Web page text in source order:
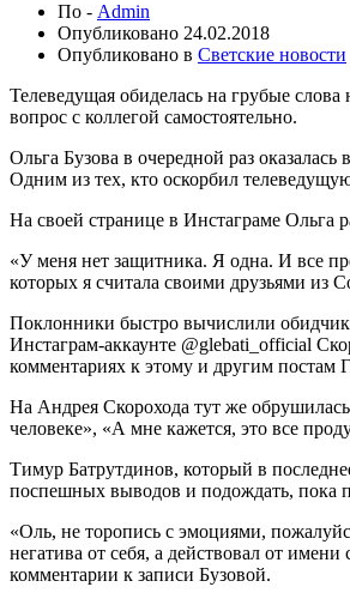
По - Admin
Опубликовано 24.02.2018
Опубликовано в Светские новости
Телеведущая обиделась на грубые
вопрос с коллегой самостоятельно.
Ольга Бузова в очередной раз
Одним из тех, кто оскорбил
На своей странице в Инстаграме Ольга
«У меня нет защитника. Я одна. И все
которых я считала своими друзьями из
Поклонники быстро вычислили
Инстаграм-аккаунте @glebati_official
комментариях к этому и другим постам
На Андрея Скорохода тут же
человеке», «А мне кажется, это все
Тимур Батрутдинов, который в
поспешных выводов и подождать, пока
«Оль, не торопись с эмоциями,
негатива от себя, а действовал от
комментарии к записи Бузовой.